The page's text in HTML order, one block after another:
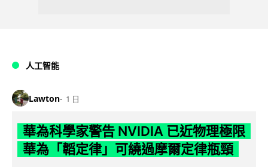
人工智能
Lawton 1 日
華為科學家警告 NVIDIA 已近物理極限
華為「韜定律」可繞過摩爾定律瓶頸